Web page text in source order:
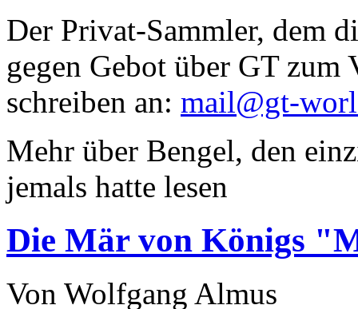
Der Privat-Sammler, dem
gegen Gebot über GT zum
schreiben an: mail@gt-
Mehr über Bengel, den
jemals hatte lesen
Die Mär von Königs
Von Wolfgang Almus